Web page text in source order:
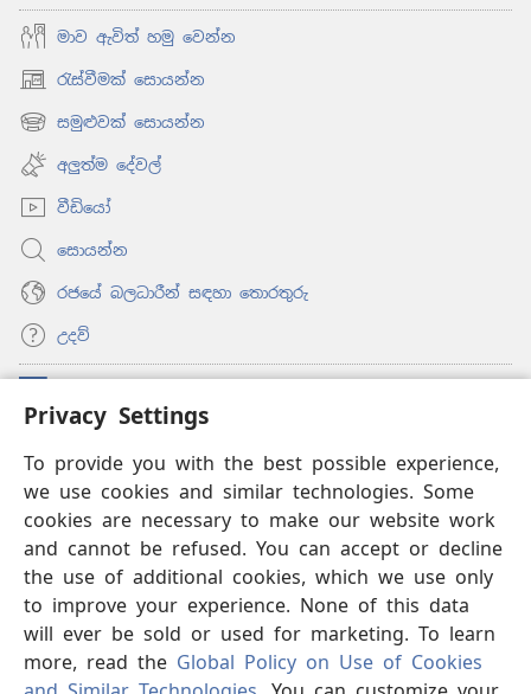
Privacy Settings
To provide you with the best possible experience,
we use cookies and similar technologies. Some
cookies are necessary to make our website work
and cannot be refused. You can accept or decline
the use of additional cookies, which we use only
to improve your experience. None of this data
will ever be sold or used for marketing. To learn
more, read the Global Policy on Use of Cookies
මාව ඇවිත් හමු වෙන්න
රැස්වීමක් සොයන්න
(opens
new
window)
සමුළුවක් සොයන්න
(opens
new
window)
අලුත්ම දේවල්
වීඩියෝ
සොයන්න
රජයේ බලධාරීන් සඳහා තොරතුරු
උදව්
(opens
new
ඔන්ලයින් ලයිබ්‍රරි
(opens
new
window)JW Hub
(opens
new
window)‘JW ලයිබ්‍රරි’
Copyright© 2026 Watch Tower Bible and Tract Society of Pennsylvania.